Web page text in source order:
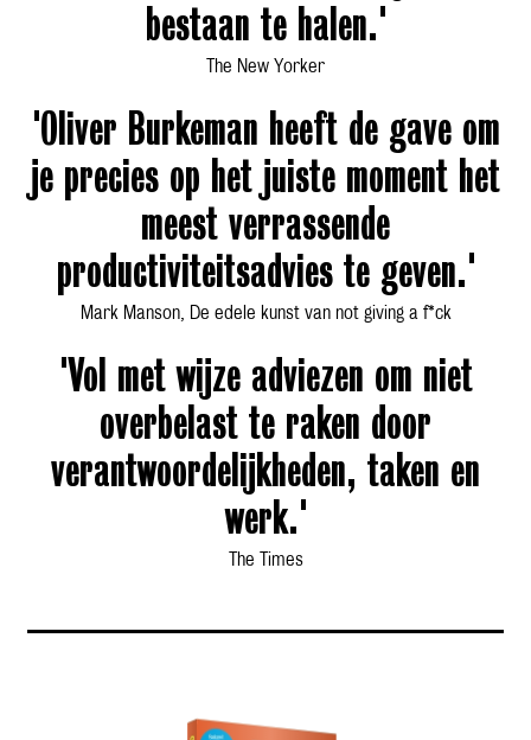
bestaan te halen.'
The New Yorker
'Oliver Burkeman heeft de gave om
je precies op het juiste moment het
meest verrassende
productiviteitsadvies te geven.'
Mark Manson, De edele kunst van not giving a f*ck
'Vol met wijze adviezen om niet
overbelast te raken door
verantwoordelijkheden, taken en
werk.'
The Times